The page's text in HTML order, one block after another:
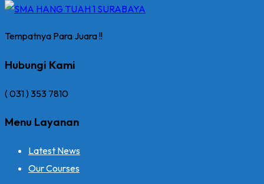
Tempatnya Para Juara !!
Hubungi Kami
( 031 ) 353 7810
Menu Layanan
Latest News
Our Courses